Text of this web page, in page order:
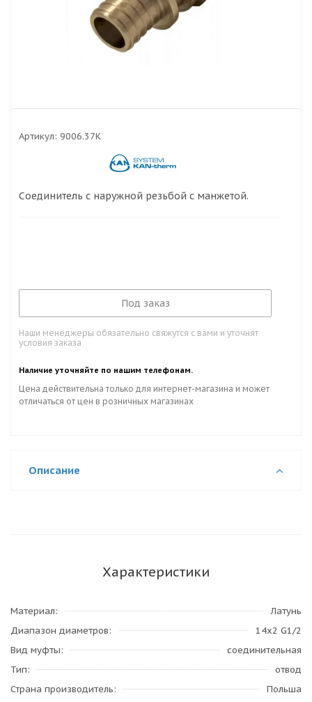
Артикул: 9006.37K
Соединитель с наружной резьбой с манжетой.
Под заказ
Наши менеджеры обязательно свяжутся с вами и уточнят
условия заказа
Наличие уточняйте по нашим телефонам.
Цена действительна только для интернет-магазина и может
отличаться от цен в розничных магазинах
Описание
Характеристики
Материал
Латунь
Диапазон диаметров
14x2 G1/2
Вид муфты
соединительная
Тип
отвод
Страна производитель
Польша